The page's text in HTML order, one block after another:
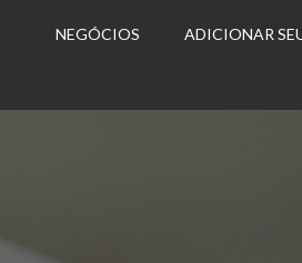
NEGÓCIOS ADICIONAR